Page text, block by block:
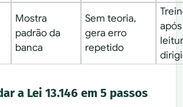
Mostra
padrão da
banca
Sem teoria,
gera erro
repetido
após
a Lei 13.146 em 5 passos